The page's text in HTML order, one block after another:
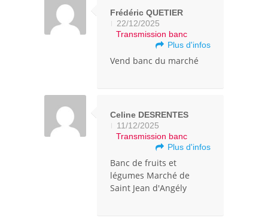
Frédéric QUETIER
22/12/2025
Transmission banc
Plus d'infos
Vend banc du marché
Celine DESRENTES
11/12/2025
Transmission banc
Plus d'infos
Banc de fruits et
légumes Marché de
Saint Jean d'Angély